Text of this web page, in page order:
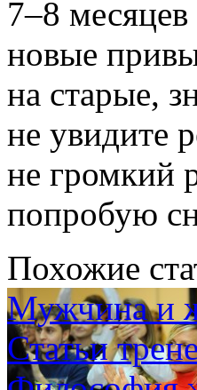
7–8
новые
на старые,
не увидите
не громкий
попробую
Похожие
Мужчина и
Статьи